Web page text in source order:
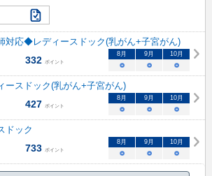
対応◆レディースドック(乳がん+子宮がん)
332 ポイント
8 月 9 月 10月
○ ○ ○
スドック(乳がん+子宮がん)
427 ポイント
8 月 9 月 10月
○ ○ ○
ドック
733 ポイント
8 月 9 月 10月
○ ○ ○